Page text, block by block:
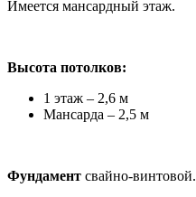
Имеется мансардный этаж.
Высота потолков:
1 этаж – 2,6 м
Мансарда – 2,5 м
Фундамент свайно-винтовой.